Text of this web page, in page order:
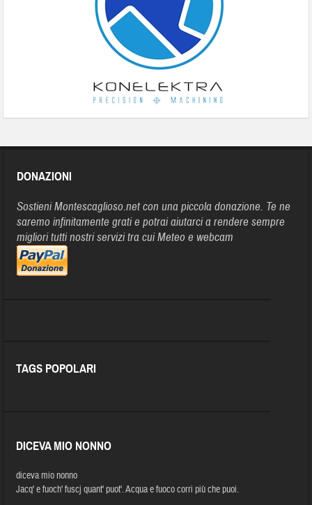
DONAZIONI
Sostieni Montescaglioso.net con una piccola donazione. Te ne
saremo infinitamente grati e potrai aiutarci a rendere sempre
migliori tutti nostri servizi tra cui Meteo e webcam
TAGS POPOLARI
DICEVA MIO NONNO
diceva mio nonno
Jacq' e fuoch' fuscj quant' puot'. Acqua e fuoco corri più che puoi.